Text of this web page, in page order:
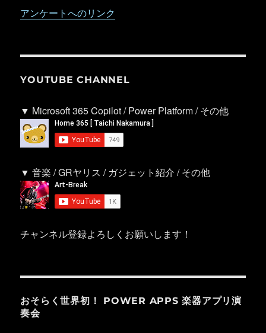
アンケートへのリンク
YOUTUBE CHANNEL
▼ Microsoft 365 Copilot / Power Platform / その他
▼ 音楽 / GRヤリス / ガジェット紹介 / その他
チャンネル登録よろしくお願いします！
おそらく世界初！ POWER APPS 楽器アプリ演
奏会